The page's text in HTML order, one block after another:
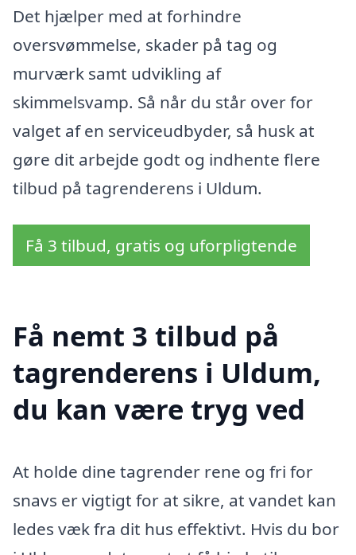
Det hjælper med at forhindre
oversvømmelse, skader på tag og
murværk samt udvikling af
skimmelsvamp. Så når du står over for
valget af en serviceudbyder, så husk at
gøre dit arbejde godt og indhente flere
tilbud på tagrenderens i Uldum.
Få 3 tilbud, gratis og uforpligtende
Få nemt 3 tilbud på
tagrenderens i Uldum,
du kan være tryg ved
At holde dine tagrender rene og fri for
snavs er vigtigt for at sikre, at vandet kan
ledes væk fra dit hus effektivt. Hvis du bor